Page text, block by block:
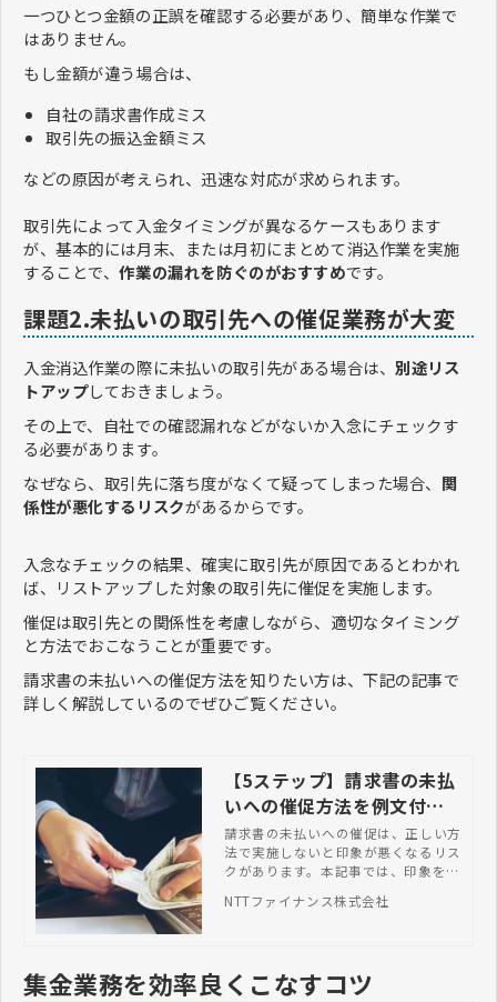
一つひとつ金額の正誤を確認する必要があり、簡単な作業で
はありません。
もし金額が違う場合は、
自社の請求書作成ミス
取引先の振込金額ミス
などの原因が考えられ、迅速な対応が求められます。
取引先によって入金タイミングが異なるケースもあります
が、基本的には月末、または月初にまとめて消込作業を実施
することで、作業の漏れを防ぐのがおすすめです。
課題2.未払いの取引先への催促業務が大変
入金消込作業の際に未払いの取引先がある場合は、 別途リス
トアップしておきましょう。
その上で、自社での確認漏れなどがないか入念にチェックす
る必要があります。
なぜなら、取引先に落ち度がなくて疑ってしまった場合、 関
係性が悪化するリスクがあるからです。
入念なチェックの結果、確実に取引先が原因であるとわかれ
ば、リストアップした対象の取引先に催促を実施します。
催促は取引先との関係性を考慮しながら、適切なタイミング
と方法でおこなうことが重要です。
請求書の未払いへの催促方法を知りたい方は、下記の記事で
詳しく解説しているのでぜひご覧ください。
【5ステップ】請求書の未払
いへの催促方法を例文付き
で紹介
請求書の未払いへの催促は、正しい方
法で実施しないと印象が悪くなるリス
クがあります。本記事では、印象を悪
を例文付きで紹介します。
NTTファイナンス株式会社
集金業務を効率良くこなすコツ